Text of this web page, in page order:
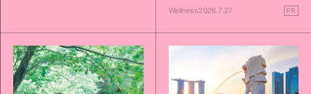
いこと毎日》シリーズが誕生
Wellness2026.7.27 PR